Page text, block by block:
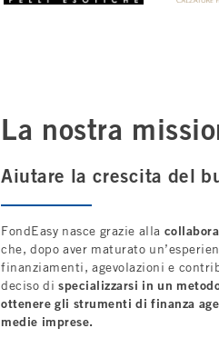
La nostra
Aiutare la crescita del
FondEasy nasce grazie alla
che, dopo aver maturato
finanziamenti, agevolazioni e
deciso dispecializzarsi in un
ottenere gli strumenti di finanza
medie imprese.